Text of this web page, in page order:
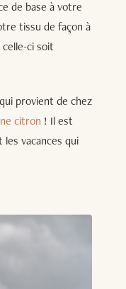
de base à votre
tissu de façon à
ci soit
provient de chez
citron ! Il est
vacances qui